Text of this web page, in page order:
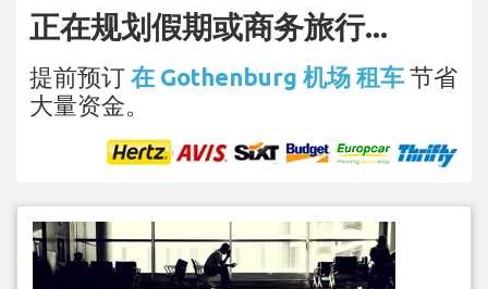
正在规划假期或商务旅行...
提前预订 在 Gothenburg 机场 租车 节省
大量资金。